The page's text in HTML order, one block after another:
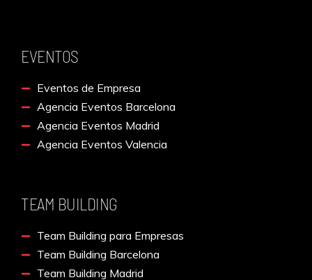
EVENTOS
Eventos de Empresa
Agencia Eventos Barcelona
Agencia Eventos Madrid
Agencia Eventos Valencia
TEAM BUILDING
Team Building para Empresas
Team Building Barcelona
Team Building Madrid